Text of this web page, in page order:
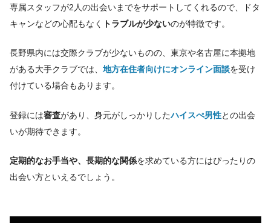
専属スタッフが2人の出会いまでをサポートしてくれるので、ドタ
キャンなどの心配もなく
トラブルが少ないのが特徴です。
長野県内には交際クラブが少ないものの、東京や名古屋に本拠地
がある大手クラブでは、 地方在住者向けにオンライン面談を受け
付けている場合もあります。
登録には審査があり、身元がしっかりしたハイスぺ男性との出会
いが期待できます。
定期的なお手当や、長期的な関係を求めている方にはぴったりの
出会い方といえるでしょう。